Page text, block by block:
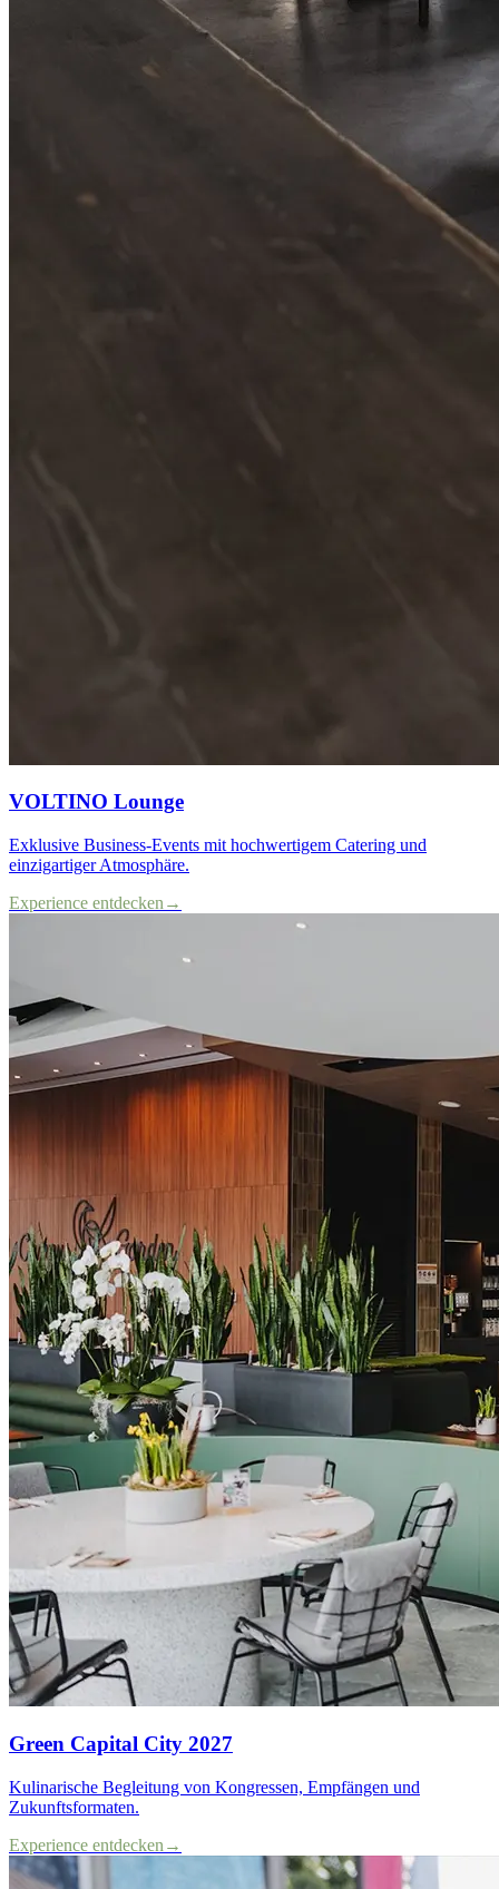
VOLTINO Lounge
Exklusive Business-Events mit hochwertigem Catering und
einzigartiger Atmosphäre.
Experience entdecken →
Green Capital City 2027
Kulinarische Begleitung von Kongressen, Empfängen und
Zukunftsformaten.
Experience entdecken →